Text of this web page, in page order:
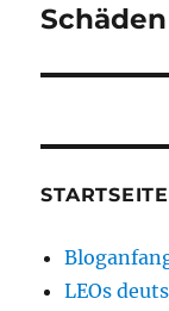
Beitrag:
LEOs